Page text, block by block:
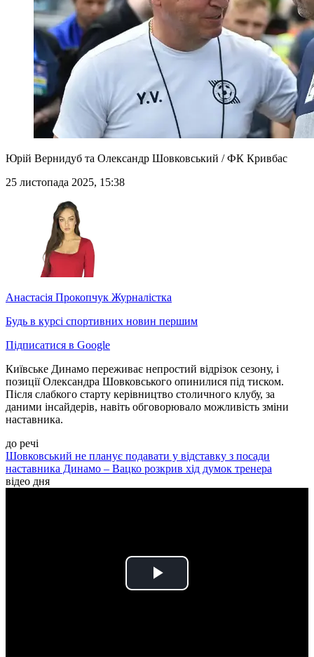
Юрій Вернидуб та Олександр Шовковський / ФК Кривбас
25 листопада 2025, 15:38
Анастасія Прокопчук Журналістка
Будь в курсі спортивних новин першим
Підписатися в Google
Київське Динамо переживає непростий відрізок сезону, і
позиції Олександра Шовковського опинилися під тиском.
Після слабкого старту керівництво столичного клубу, за
даними інсайдерів, навіть обговорювало можливість зміни
наставника.
до речі
Шовковський не планує подавати у відставку з посади
наставника Динамо – Вацко розкрив хід думок тренера
відео дня
Play